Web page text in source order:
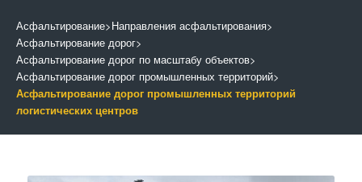
Асфальтирование>Направления асфальтирования>
Асфальтирование дорог>
Асфальтирование дорог по масштабу объектов>
Асфальтирование дорог промышленных территорий>
Асфальтирование дорог промышленных территорий
логистических центров